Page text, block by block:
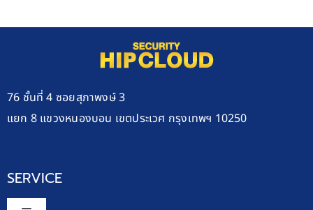
76 ชั้นที่ 4 ซอยสุภาพงษ์ 3
แยก 8 แขวงหนองบอน เขตประเวศ กรุงเทพฯ 10250
SERVICE